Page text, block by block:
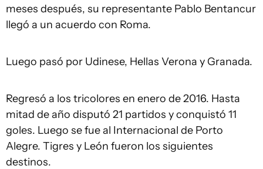
meses después, su representante Pablo Bentancur
llegó a un acuerdo con Roma.
Luego pasó por Udinese, Hellas Verona y Granada.
Regresó a los tricolores en enero de 2016. Hasta
mitad de año disputó 21 partidos y conquistó 11
goles. Luego se fue al Internacional de Porto
Alegre. Tigres y León fueron los siguientes
destinos.